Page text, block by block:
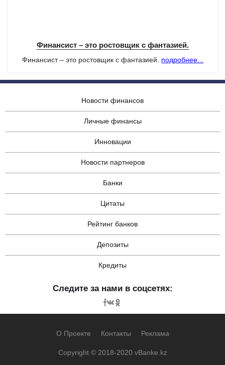
Финансист – это ростовщик с фантазией.
Финансист – это ростовщик с фантазией. подробнее...
Новости финансов
Личные финансы
Инновации
Новости партнеров
Банки
Цитаты
Рейтинг банков
Депозиты
Кредиты
Следите за нами в соцсетях:
Copyright © 2018-2020 vBanke.kz
О Проекте Контакты Реклама